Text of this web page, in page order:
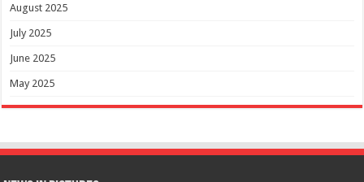
August 2025
July 2025
June 2025
May 2025